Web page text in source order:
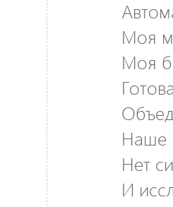
Моя
Моя
Наше
Нет
И